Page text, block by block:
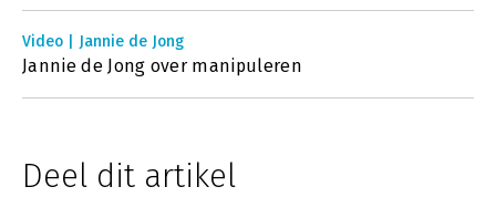
Video | Jannie de Jong
Jannie de Jong over manipuleren
Deel dit artikel